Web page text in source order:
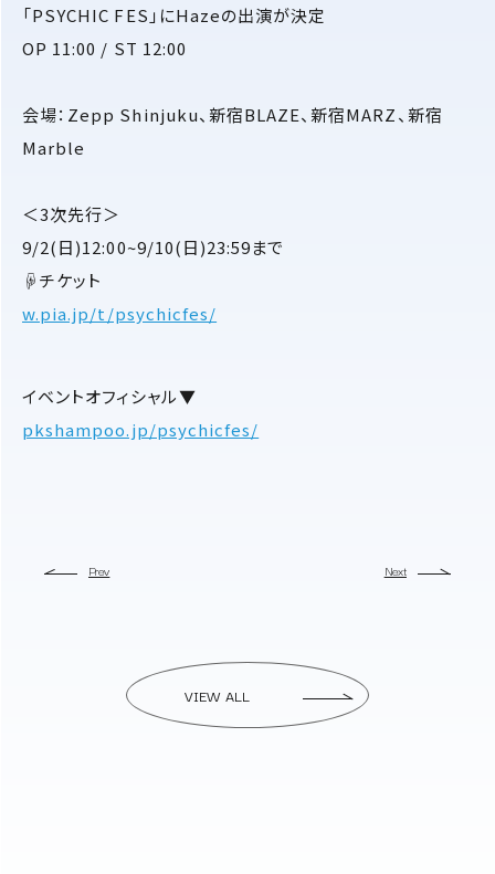
「PSYCHIC FES」にHazeの出演が決定
OP 11:00 / ST 12:00
会場：Zepp Shinjuku、新宿BLAZE、新宿MARZ、新宿
Marble
＜3次先行＞
9/2(日)12:00~9/10(日)23:59まで
☟チケット
w.pia.jp/t/psychicfes/
イベントオフィシャル▼
pkshampoo.jp/psychicfes/
Next
Prev
VIEW ALL